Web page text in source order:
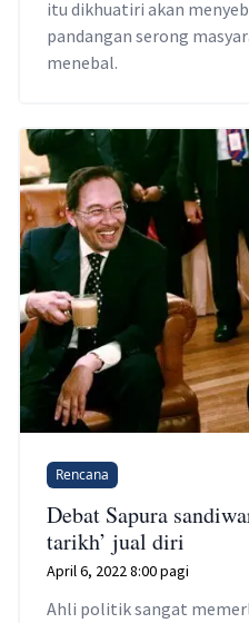
itu dikhuatiri akan
pandangan serong
menebal.
Rencana
Debat Sapura
tarikh’ jual diri
April 6, 2022 8:00 pagi
Ahli politik sangat